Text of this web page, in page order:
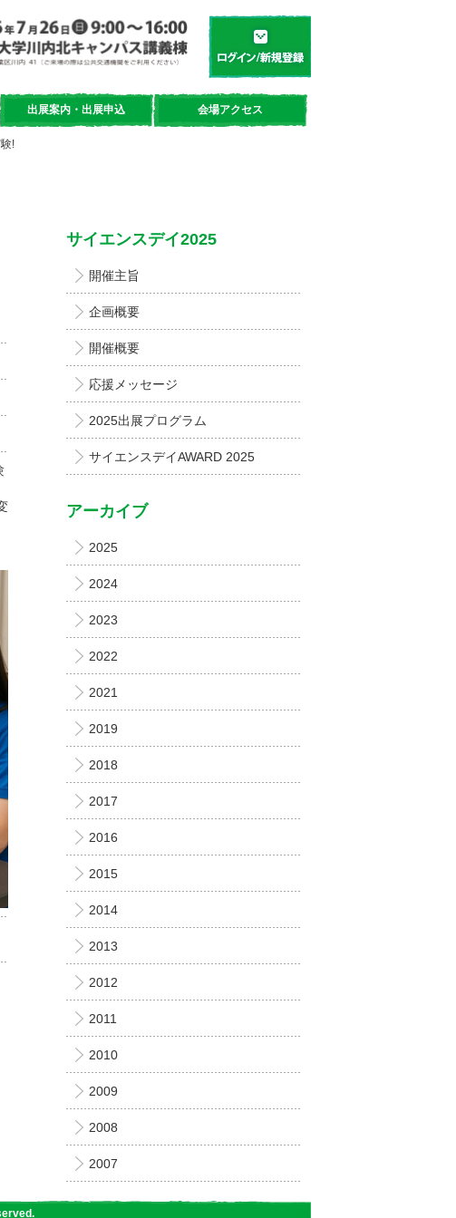
学都「仙台・宮城」サイエンスデイ
出展案内・出展申込 会場アクセス
!
サイエンスデイ2025
開催主旨
企画概要
開催概要
応援メッセージ
2025出展プログラム
サイエンスデイAWARD 2025
アーカイブ
2025
2024
2023
2022
2021
2019
2018
2017
2016
2015
2014
2013
2012
2011
2010
2009
2008
2007